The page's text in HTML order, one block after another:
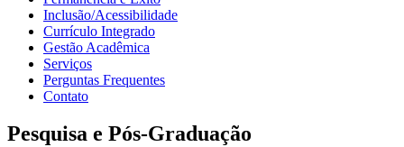
Inclusão/Acessibilidade
Currículo Integrado
Gestão Acadêmica
Serviços
Perguntas Frequentes
Contato
Pesquisa e Pós-Graduação